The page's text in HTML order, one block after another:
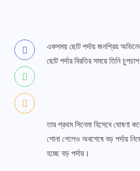
একসময় ছোট পর্দায় জনপ্রিয়
ছোট পর্দার বিরতির সময়ে তিনি
তার প্রথম সিনেমা হিসেবে ঘোষণা
শোনা গেলেও অবশেষে বড় পর্দায়
হচ্ছে বড় পর্দায়।